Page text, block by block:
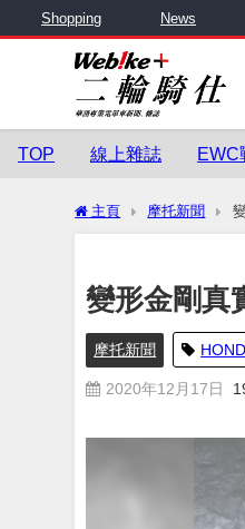
Shopping News
TOP 線上雜誌 EWC
主頁 摩托新聞
變形金剛真
摩托新聞
2020年12月17日